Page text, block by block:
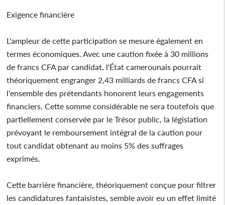
Exigence financière
L'ampleur de cette participation se mesure également en
termes économiques. Avec une caution fixée à 30 millions
de francs CFA par candidat, l'État camerounais pourrait
théoriquement engranger 2,43 milliards de francs CFA si
l'ensemble des prétendants honorent leurs engagements
financiers. Cette somme considérable ne sera toutefois que
partiellement conservée par le Trésor public, la législation
prévoyant le remboursement intégral de la caution pour
tout candidat obtenant au moins 5% des suffrages
exprimés.
Cette barrière financière, théoriquement conçue pour filtrer
les candidatures fantaisistes, semble avoir eu un effet limité